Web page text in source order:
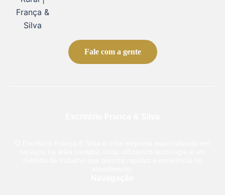
Fale com a gente